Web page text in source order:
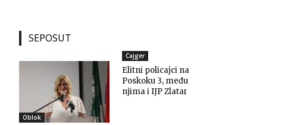
SEPOSUT
Oblok
Cajger
Elitni policajci na
Poskoku 3, među
njima i IJP Zlatar